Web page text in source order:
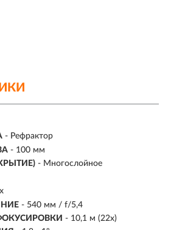
- Рефрактор
- 100 мм
- Многослойное
- 540 мм / f/5,4
- 10,1 м (22x)